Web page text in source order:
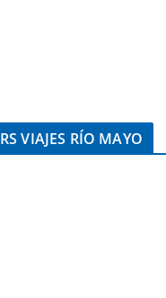
RS VIAJES RÍO MAYO